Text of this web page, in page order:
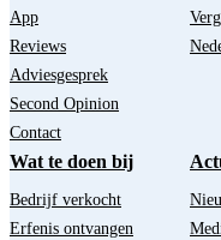
App
Reviews
Adviesgesprek
Second Opinion
Contact
Wat te doen bij
Bedrijf verkocht
Erfenis ontvangen